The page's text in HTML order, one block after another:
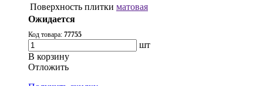
Поверхность плитки матовая
Ожидается
Код товара: 77755
шт
В корзину
Oтложить